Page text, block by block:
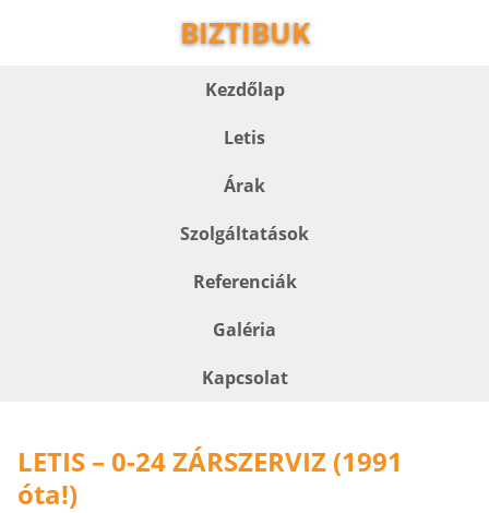
BIZTIBUK
Kezdőlap
Letis
Árak
Szolgáltatások
Referenciák
Galéria
Kapcsolat
LETIS – 0-24 ZÁRSZERVIZ (1991
óta!)